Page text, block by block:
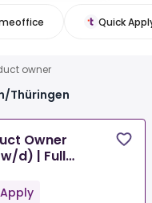
Quick
owner
Thüringen
Owner
d) | Full